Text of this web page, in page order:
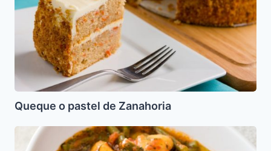
Queque o pastel de Zanahoria
Habichuelas
Guisadas